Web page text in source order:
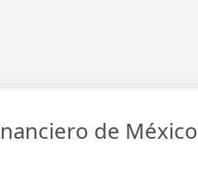
de México